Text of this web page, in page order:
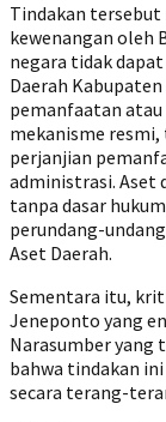
Tindakan tersebut
kewenangan oleh
negara tidak
Daerah
pemanfaatan
mekanisme
perjanjian
administrasi. Aset
tanpa dasar
perundang-
Aset Daerah.
Sementara itu,
Jeneponto yang
Narasumber yang
bahwa tindakan
secara terang-